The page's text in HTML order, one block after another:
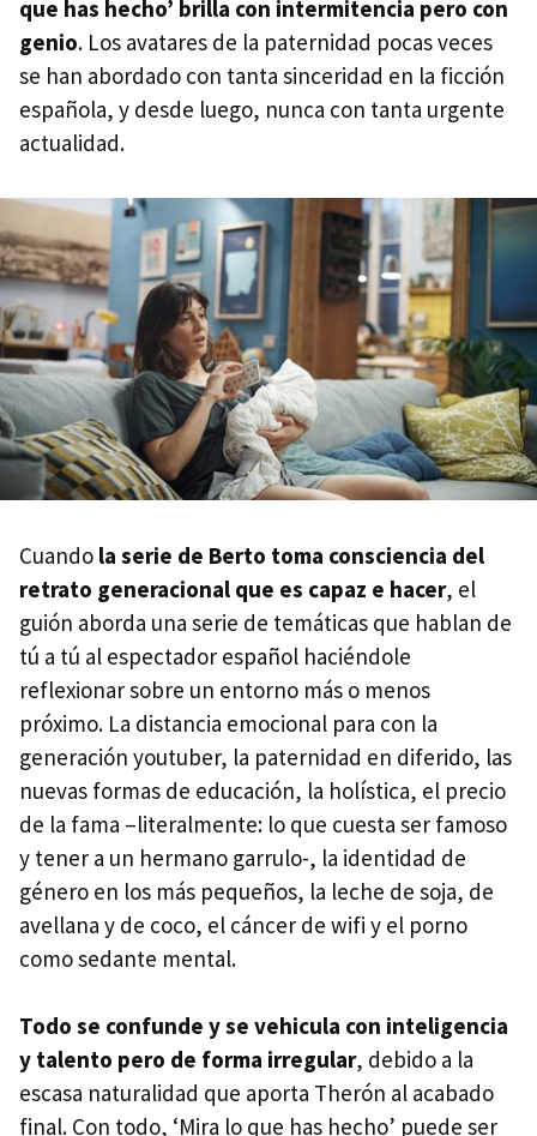
que has hecho’ brilla con intermitencia pero con
genio. Los avatares de la paternidad pocas veces
se han abordado con tanta sinceridad en la ficción
española, y desde luego, nunca con tanta urgente
actualidad.
Cuando la serie de Berto toma consciencia del
retrato generacional que es capaz e hacer, el
guión aborda una serie de temáticas que hablan de
tú a tú al espectador español haciéndole
reflexionar sobre un entorno más o menos
próximo. La distancia emocional para con la
generación youtuber, la paternidad en diferido, las
nuevas formas de educación, la holística, el precio
de la fama –literalmente: lo que cuesta ser famoso
y tener a un hermano garrulo-, la identidad de
género en los más pequeños, la leche de soja, de
avellana y de coco, el cáncer de wifi y el porno
como sedante mental.
Todo se confunde y se vehicula con inteligencia
y talento pero de forma irregular, debido a la
escasa naturalidad que aporta Therón al acabado
final. Con todo, ‘Mira lo que has hecho’ puede ser